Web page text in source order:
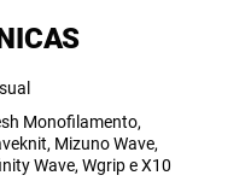
Monofilamento,
Mizuno Wave,
Wave, Wgrip e X10